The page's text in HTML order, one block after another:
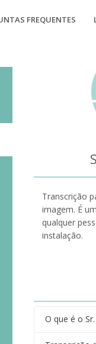
FREQUENTES
Transcrição
imagem. É
qualquer
instalação.
O que é o